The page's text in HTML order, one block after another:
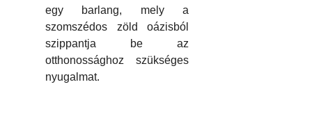
egy barlang, mely a
szomszédos zöld oázisból
szippantja be az
otthonossághoz szükséges
nyugalmat.